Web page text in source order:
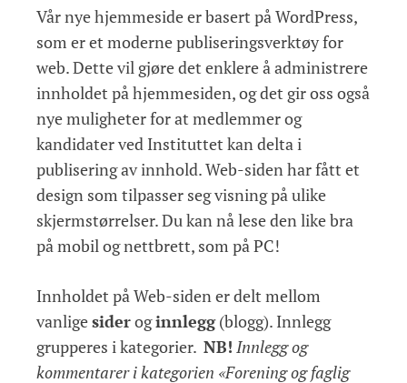
Vår nye hjemmeside er basert på WordPress,
som er et moderne publiseringsverktøy for
web. Dette vil gjøre det enklere å administrere
innholdet på hjemmesiden, og det gir oss også
nye muligheter for at medlemmer og
kandidater ved Instituttet kan delta i
publisering av innhold. Web-siden har fått et
design som tilpasser seg visning på ulike
skjermstørrelser. Du kan nå lese den like bra
på mobil og nettbrett, som på PC!
Innholdet på Web-siden er delt mellom
vanligesideroginnlegg(blogg). Innlegg
grupperes i kategorier. NB! Innlegg og
kommentarer i kategorien «Forening og faglig